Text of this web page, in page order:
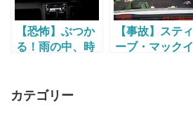
【恐怖】ぶつか
る！雨の中、時
出来事をどう対
【事故】スティ
ーブ・マックイ
カテゴリー